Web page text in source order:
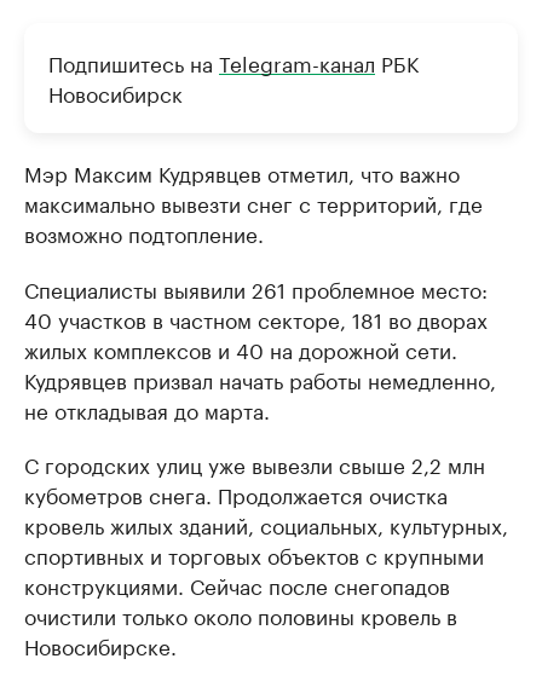
Подпишитесь на Telegram-канал РБК
Новосибирск
Мэр Максим Кудрявцев отметил, что важно
максимально вывезти снег с территорий, где
возможно подтопление.
Специалисты выявили 261 проблемное место:
40 участков в частном секторе, 181 во дворах
жилых комплексов и 40 на дорожной сети.
Кудрявцев призвал начать работы немедленно,
не откладывая до марта.
С городских улиц уже вывезли свыше 2,2 млн
кубометров снега. Продолжается очистка
кровель жилых зданий, социальных, культурных,
спортивных и торговых объектов с крупными
конструкциями. Сейчас после снегопадов
очистили только около половины кровель в
Новосибирске.